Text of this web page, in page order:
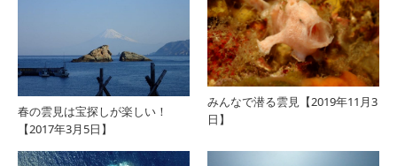
春の雲見は宝探しが楽しい！
【2017年3月5日】
みんなで潜る雲見【2019年11月3
日】